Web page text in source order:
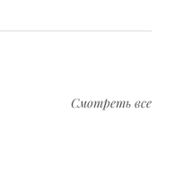
Смотреть все